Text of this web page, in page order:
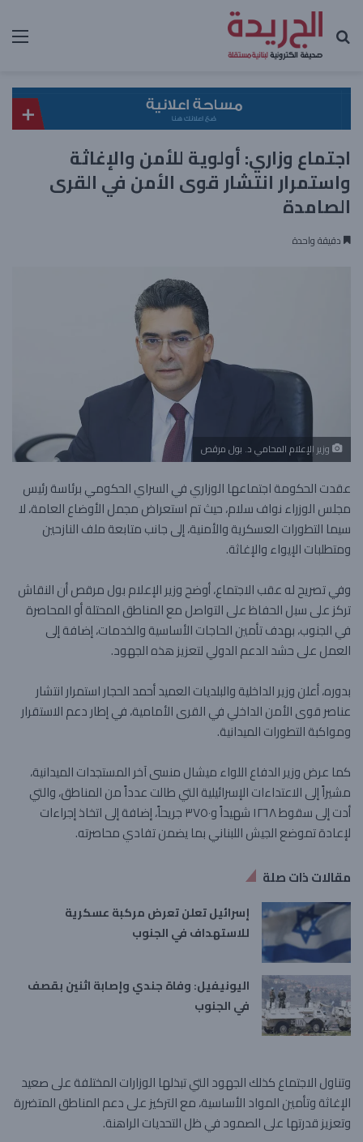
بحث عن
اجتماع وزاري: أولوية للأمن والإغاثة
واستمرار انتشار قوى الأمن في القرى
الصامدة
دقيقة واحدة
وزير الإعلام المحامي د. بول مرقص
عقدت الحكومة اجتماعها الوزاري في السراي الحكومي برئاسة رئيس
مجلس الوزراء نواف سلام، حيث تم استعراض مجمل الأوضاع العامة، لا
سيما التطورات العسكرية والأمنية، إلى جانب متابعة ملف النازحين
ومتطلبات الإيواء والإغاثة.
وفي تصريح له عقب الاجتماع، أوضح وزير الإعلام بول مرقص أن النقاش
تركز على سبل الحفاظ على التواصل مع المناطق المحتلة أو المحاصرة
في الجنوب، بهدف تأمين الحاجات الأساسية والخدمات، إضافة إلى
العمل على حشد الدعم الدولي لتعزيز هذه الجهود.
بدوره، أعلن وزير الداخلية والبلديات العميد أحمد الحجار استمرار انتشار
عناصر قوى الأمن الداخلي في القرى الأمامية، في إطار دعم الاستقرار
ومواكبة التطورات الميدانية.
كما عرض وزير الدفاع اللواء ميشال منسى آخر المستجدات الميدانية،
مشيراً إلى الاعتداءات الإسرائيلية التي طالت عدداً من المناطق، والتي
أدت إلى سقوط ١٢٦٨ شهيداً و٣٧٥٠ جريحاً، إضافة إلى اتخاذ إجراءات
لإعادة تموضع الجيش اللبناني بما يضمن تفادي محاصرته.
مقالات ذات صلة
إسرائيل تعلن تعرض مركبة عسكرية
للاستهداف في الجنوب
اليونيفيل: وفاة جندي وإصابة اثنين بقصف
في الجنوب
وتناول الاجتماع كذلك الجهود التي تبذلها الوزارات المختلفة على صعيد
الإغاثة وتأمين المواد الأساسية، مع التركيز على دعم المناطق المتضررة
وتعزيز قدرتها على الصمود في ظل التحديات الراهنة.